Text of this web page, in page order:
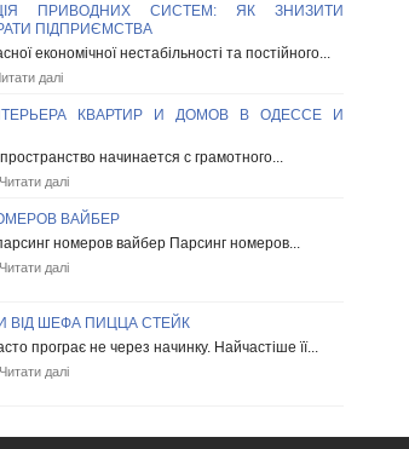
ПРИВОДНИХ СИСТЕМ: ЯК ЗНИЗИТИ
ПІДПРИЄМСТВА
економічної нестабільності та постійного...
далі
КВАРТИР И ДОМОВ В ОДЕССЕ И
начинается с грамотного...
Читати далі
ВАЙБЕР
номеров вайбер Парсинг номеров...
Читати далі
ВІД ШЕФА ПИЦЦА СТЕЙК
програє не через начинку. Найчастіше її...
Читати далі